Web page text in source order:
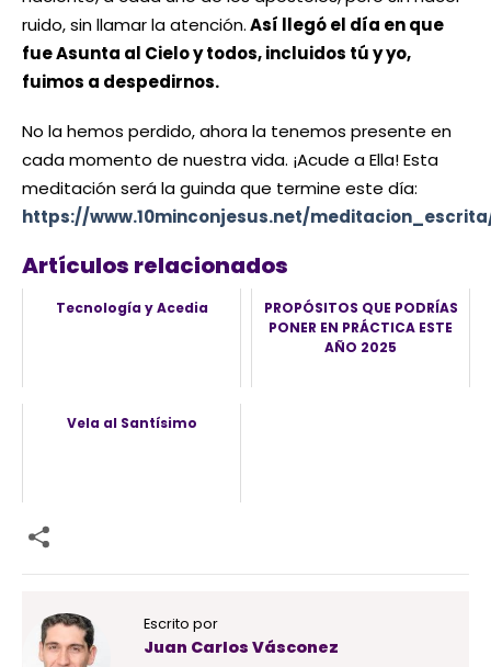
ruido, sin llamar la atención.Así llegó el día en que
fue Asunta al Cielo y todos, incluidos tú y yo,
fuimos a despedirnos.
No la hemos perdido, ahora la tenemos presente en
cada momento de nuestra vida. ¡Acude a Ella! Esta
meditación será la guinda que termine este día:
https://www.10minconjesus.net/
Artículos relacionados
Tecnología y Acedia
PROPÓSITOS QUE PODRÍAS
PONER EN PRÁCTICA ESTE
AÑO 2025
Vela al Santísimo
Escrito por
Juan Carlos Vásconez